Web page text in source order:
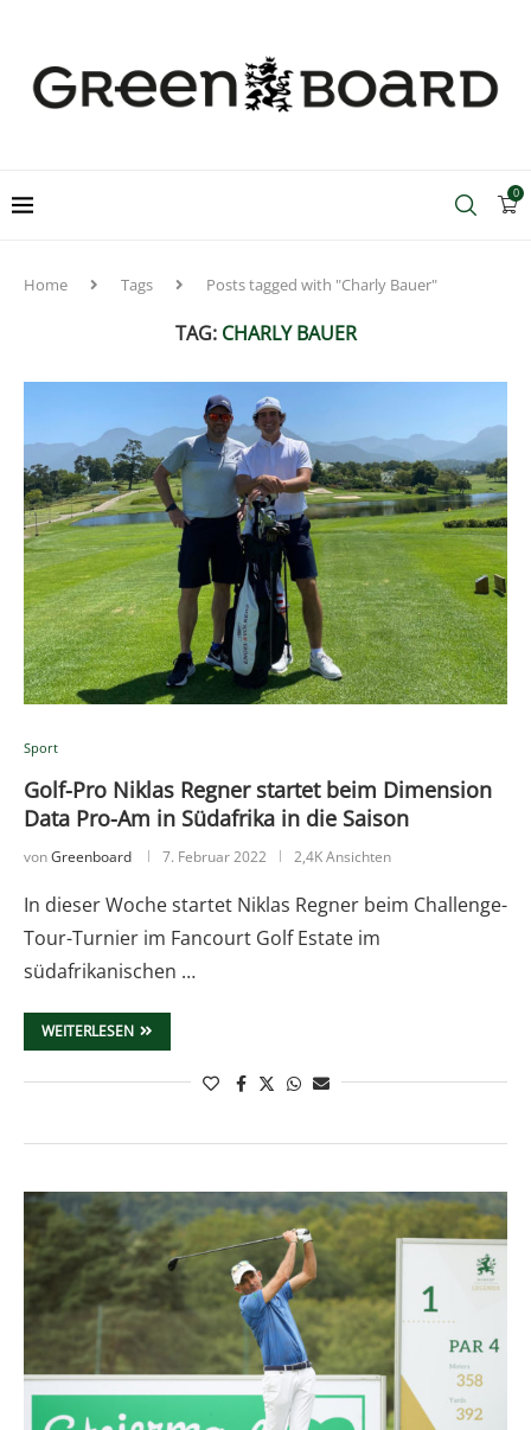
0
Home Tags Posts tagged with "Charly Bauer"
TAG: CHARLY BAUER
Sport
Golf-Pro Niklas Regner startet beim Dimension
Data Pro-Am in Südafrika in die Saison
vonGreenboard 7. Februar 2022 2,4K Ansichten
In dieser Woche startet Niklas Regner beim Challenge-
Tour-Turnier im Fancourt Golf Estate im
südafrikanischen …
WEITERLESEN